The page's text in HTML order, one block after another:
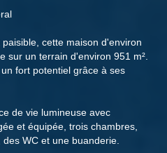
cette maison d'environ
sur un terrain d'environ 951 m².
fort potentiel grâce à ses
de vie lumineuse avec
et équipée, trois chambres,
WC et une buanderie.